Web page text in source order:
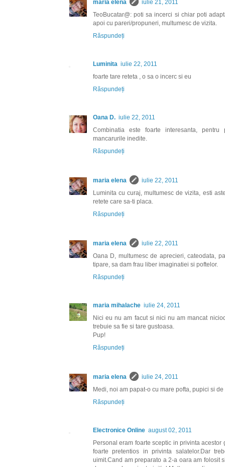
maria elena
iulie 21, 2011
TeoBucatar@: poti sa incerci si chiar poti
apoi cu pareri/propuneri, multumesc de vizita.
Răspundeți
Luminita iulie 22, 2011
foarte tare reteta , o sa o incerc si eu
Răspundeți
Oana D. iulie 22, 2011
Combinatia este foarte interesanta,
mancarurile inedite.
Răspundeți
maria elena
iulie 22, 2011
Luminita cu curaj, multumesc de vizita, esti
retete care sa-ti placa.
Răspundeți
maria elena
iulie 22, 2011
Oana D, multumesc de aprecieri, cateodata,
tipare, sa dam frau liber imaginatiei si poftelor.
Răspundeți
maria mihalache iulie 24, 2011
Nici eu nu am facut si nici nu am mancat
trebuie sa fie si tare gustoasa.
Pup!
Răspundeți
maria elena
iulie 24, 2011
Medi, noi am papat-o cu mare pofta, pupici si
Răspundeți
Electronice Online august 02, 2011
Personal eram foarte sceptic in privinta
foarte pretentios in privinta salatelor.Dar
uimit.Cand am preparato a 2-a oara am folosit